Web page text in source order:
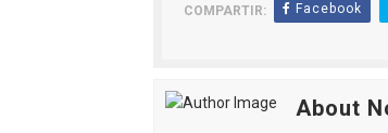
COMPARTIR: Facebook
About